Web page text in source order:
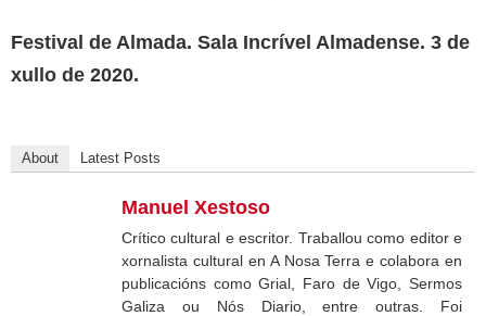
Festival de Almada. Sala Incrível Almadense. 3 de
xullo de 2020.
About Latest Posts
Manuel Xestoso
Crítico cultural e escritor. Traballou como editor e
xornalista cultural en A Nosa Terra e colabora en
publicacións como Grial, Faro de Vigo, Sermos
Galiza ou Nós Diario, entre outras. Foi